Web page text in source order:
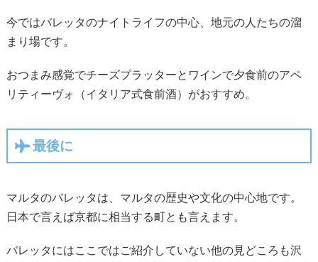
今ではバレッタのナイトライフの中心、地元の人たちの溜
まり場です。
おつまみ感覚でチーズプラッターとワインで夕食前のアペ
リティーヴォ（イタリア式食前酒）がおすすめ。
最後に
マルタのバレッタは、マルタの歴史や文化の中心地です。
日本で言えば京都に相当する町とも言えます。
バレッタにはここではご紹介していない他の見どころも沢